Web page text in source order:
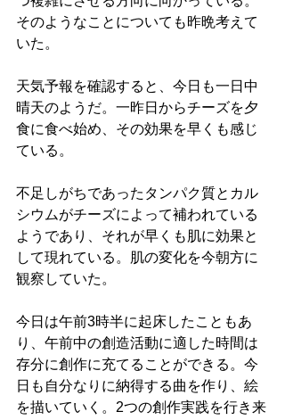
そのようなことについても昨晩考えて
いた。
天気予報を確認すると、今日も一日中
晴天のようだ。一昨日からチーズを夕
食に食べ始め、その効果を早くも感じ
ている。
不足しがちであったタンパク質とカル
シウムがチーズによって補われている
ようであり、それが早くも肌に効果と
して現れている。肌の変化を今朝方に
観察していた。
今日は午前3時半に起床したこともあ
り、午前中の創造活動に適した時間は
存分に創作に充てることができる。今
日も自分なりに納得する曲を作り、絵
を描いていく。2つの創作実践を行き来